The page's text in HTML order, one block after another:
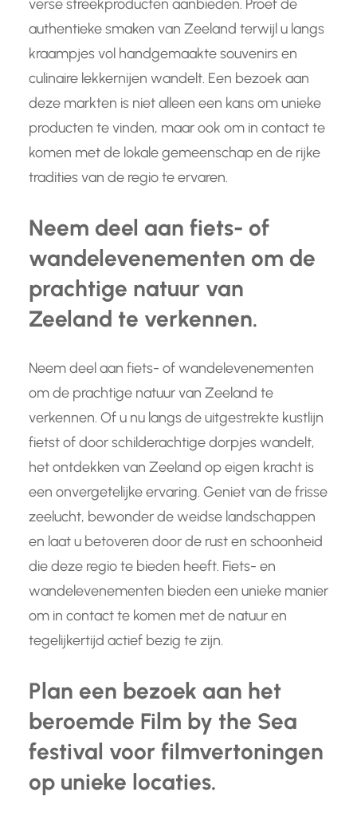
verse streekproducten aanbieden. Proef de
authentieke smaken van Zeeland terwijl u langs
kraampjes vol handgemaakte souvenirs en
culinaire lekkernijen wandelt. Een bezoek aan
deze markten is niet alleen een kans om unieke
producten te vinden, maar ook om in contact te
komen met de lokale gemeenschap en de rijke
tradities van de regio te ervaren.
Neem deel aan fiets- of
wandelevenementen om de
prachtige natuur van
Zeeland te verkennen.
Neem deel aan fiets- of wandelevenementen
om de prachtige natuur van Zeeland te
verkennen. Of u nu langs de uitgestrekte kustlijn
fietst of door schilderachtige dorpjes wandelt,
het ontdekken van Zeeland op eigen kracht is
een onvergetelijke ervaring. Geniet van de frisse
zeelucht, bewonder de weidse landschappen
en laat u betoveren door de rust en schoonheid
die deze regio te bieden heeft. Fiets- en
wandelevenementen bieden een unieke manier
om in contact te komen met de natuur en
tegelijkertijd actief bezig te zijn.
Plan een bezoek aan het
beroemde Film by the Sea
festival voor filmvertoningen
op unieke locaties.